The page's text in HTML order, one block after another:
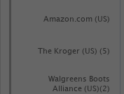
chartThe Kroger (US) (5)
Amazon.com (US)
Walgreens Boots
Alliance (US)(2)